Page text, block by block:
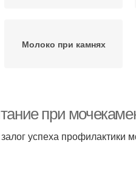
Молоко при камнях
при
успеха профилактики